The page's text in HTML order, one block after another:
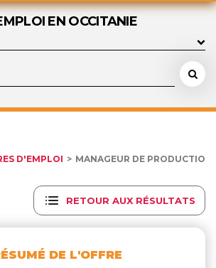
EN OCCITANIE
D'EMPLOI MANAGEUR DE
RETOUR AUX RÉSULTATS
DE L'OFFRE